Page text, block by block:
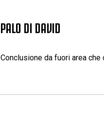
PALO DI DAVID
Conclusione da fuori area